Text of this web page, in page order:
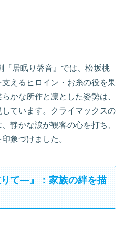
『居眠り磐音』では、松坂桃
えるヒロイン・お糸の役を果
かな所作と凛とした姿勢は、
ています。クライマックスの
静かな涙が観客の心を打ち、
象づけました。
て―』：家族の絆を描